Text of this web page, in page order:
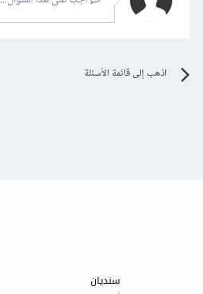
اذهب إلى قائمة الأسئلة